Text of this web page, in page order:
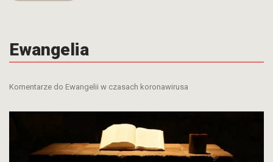
Ewangelia
Komentarze do Ewangelii w czasach koronawirusa